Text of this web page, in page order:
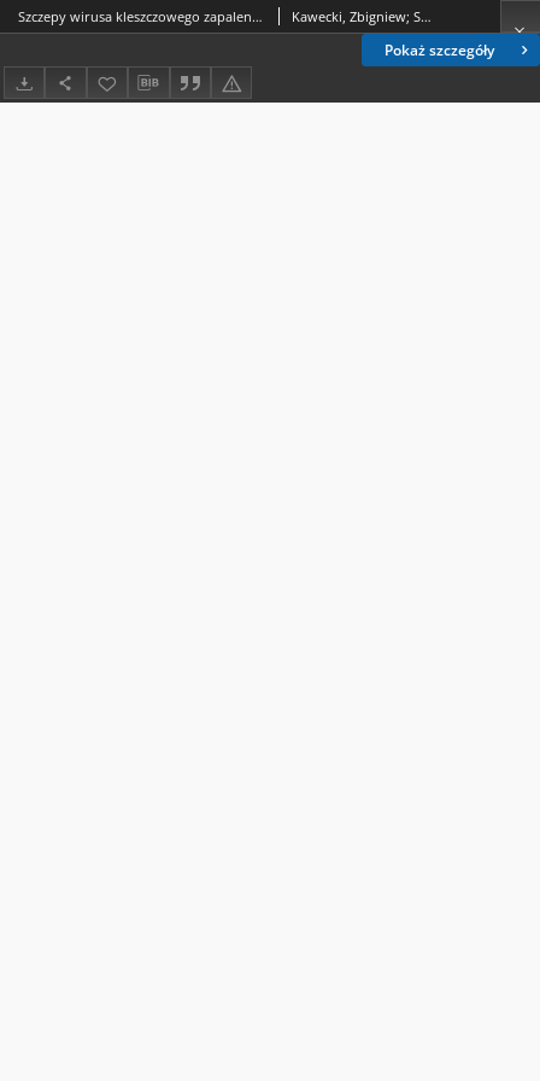
Pokaż szczegóły
Szczepy wirusa kleszczowego zapalenia mózgu jako stymulatory produkcji interferonu Kawecki, Zbigniew; Sujak, Irena